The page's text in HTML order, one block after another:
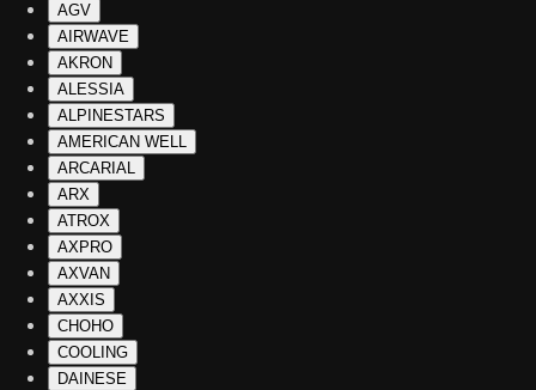
AGV
AIRWAVE
AKRON
ALESSIA
ALPINESTARS
AMERICAN WELL
ARCARIAL
ARX
ATROX
AXPRO
AXVAN
AXXIS
CHOHO
COOLING
DAINESE